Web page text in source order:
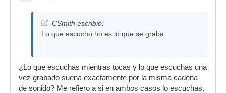
CSmith escribió:
Lo que escucho no es lo que se graba.
¿Lo que escuchas mientras tocas y lo que escuchas una
vez grabado suena exactamente por la misma cadena
de sonido? Me refiero a si en ambos casos lo escuchas,